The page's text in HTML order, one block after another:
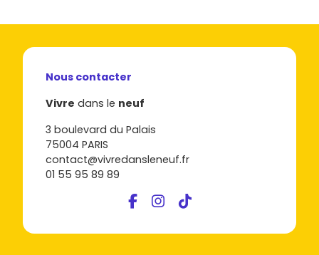
Nous contacter
Vivre dans le neuf
3 boulevard du Palais
75004 PARIS
contact@vivredansleneuf.fr
01 55 95 89 89